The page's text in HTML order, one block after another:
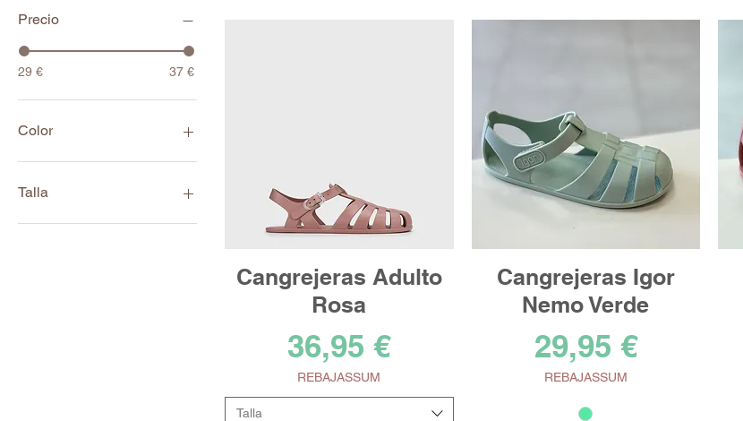
Precio
29 € 37 €
Color
Talla
19
Cangrejeras Adulto
Rosa
Precio
36,95 €
REBAJASSUM
Talla
Cangrejeras Igor
Nemo Verde
Precio
29,95 €
REBAJASSUM